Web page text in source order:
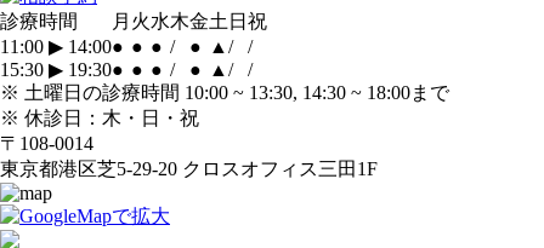
診療時間 月 火水木金土 日 祝
11:00 ▶ 14:00● ● ● / ● ▲ /
/
15:30 ▶ 19:30● ● ● / ● ▲ /
/
※ 土曜日の診療時間 10:00 ~ 13:30, 14:30 ~ 18:00まで
※ 休診日：木・日・祝
〒108-0014
東京都港区芝5-29-20 クロスオフィス三田1F